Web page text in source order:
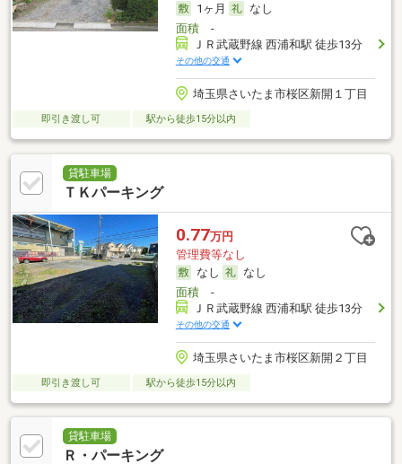
1ヶ月
なし
面積-
ＪＲ武蔵野線 西浦和駅 徒歩13分
その他の交通
埼玉県さいたま市桜区新開１丁目
即引き渡し可 駅から徒歩15分以内
貸駐車場
ＴＫパーキング
0.77万円
管理費等なし
なし
なし
面積-
ＪＲ武蔵野線 西浦和駅 徒歩13分
その他の交通
埼玉県さいたま市桜区新開２丁目
即引き渡し可 駅から徒歩15分以内
貸駐車場
Ｒ・パーキング